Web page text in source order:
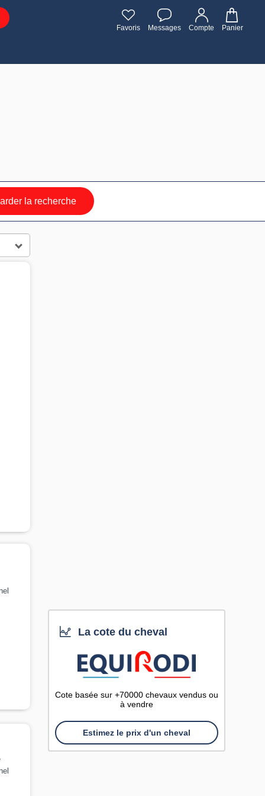
Favoris Messages Compte Panier
la recherche
La cote du cheval
Cote basée sur +70000 chevaux vendus ou
à vendre
Estimez le prix d'un cheval